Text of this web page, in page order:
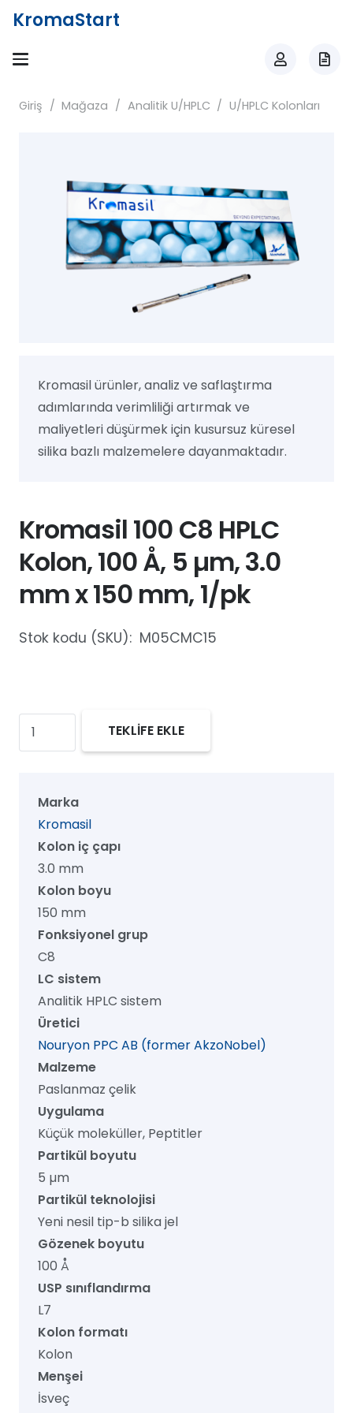
KromaStart
Giriş / Mağaza / Analitik U/HPLC / U/HPLC Kolonları
Kromasil ürünler, analiz ve saflaştırma
adımlarında verimliliği artırmak ve
maliyetleri düşürmek için kusursuz küresel
silika bazlı malzemelere dayanmaktadır.
Kromasil 100 C8 HPLC
Kolon, 100 Å, 5 µm, 3.0
mm x 150 mm, 1/pk
Stok kodu (SKU): M05CMC15
Kromasil
100
Kolon,
µm,
mm
mm,
1/pk
adet
TEKLİFE EKLE
Marka
Kromasil
Kolon iç çapı
3.0 mm
Kolon boyu
150 mm
Fonksiyonel grup
C8
LC sistem
Analitik HPLC sistem
Üretici
Nouryon PPC AB (former AkzoNobel)
Malzeme
Paslanmaz çelik
Uygulama
Küçük moleküller, Peptitler
Partikül boyutu
5 µm
Partikül teknolojisi
Yeni nesil tip-b silika jel
Gözenek boyutu
100 Å
USP sınıflandırma
L7
Kolon formatı
Kolon
Menşei
İsveç